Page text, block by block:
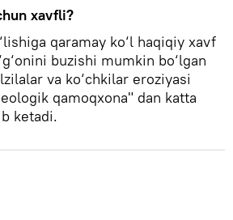
xavfli?
qaramay ko‘l haqiqiy xavf
buzishi mumkin bo‘lgan
va ko‘chkilar eroziyasi
qamoqxona" dan katta
ketadi.